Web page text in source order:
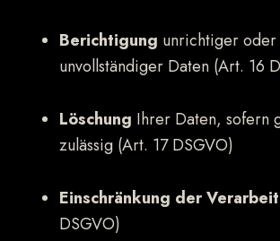
Berichtigung unrichtiger oder
unvollständiger Daten (Art. 16
Löschung Ihrer Daten, sofern
zulässig (Art. 17 DSGVO)
Einschränkung der
DSGVO)